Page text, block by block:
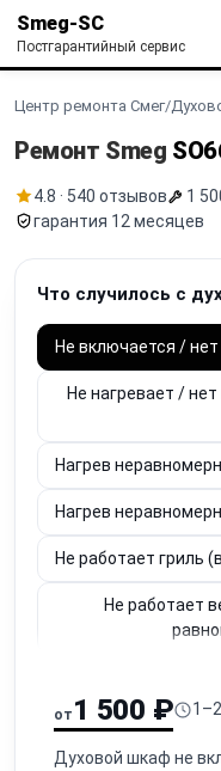
Smeg-SC
Постгарантийный сервис
Центр ремонта Смег/
Ремонт Smeg
4.8 · 540 отзывов
1
гарантия 12 месяцев
Что случилось с
Не включается / нет
Не нагревает /
Нагрев
Нагрев
Не работает гриль
Не работает
Перегрев /
от 1 500 ₽
Духовой шкаф не